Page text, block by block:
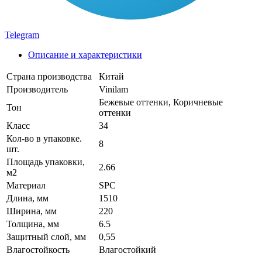
Telegram
Описание и характеристики
Страна производства
Китай
Производитель
Vinilam
Тон
Бежевые оттенки, Коричневые
оттенки
Класс
34
Кол-во в упаковке.
шт.
8
Площадь упаковки,
м2
2.66
Материал
SPC
Длина, мм
1510
Ширина, мм
220
Толщина, мм
6.5
Защитный слой, мм
0,55
Влагостойкость
Влагостойкий